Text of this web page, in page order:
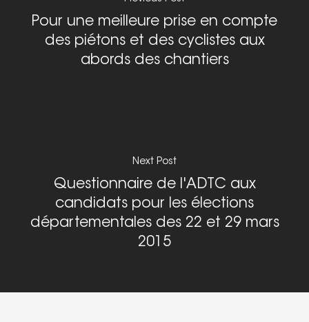
Pour une meilleure prise en compte
des piétons et des cyclistes aux
abords des chantiers
Next Post
Questionnaire de l'ADTC aux
candidats pour les élections
départementales des 22 et 29 mars
2015
Les Sections locales
Réseaux sociaux
Nous signaler un
– VP
T:
E:contact@adtc-
grenobleEFFACER.org